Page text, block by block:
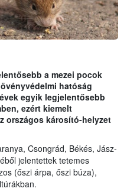
a mezei pocok
hatóság
egyik legjelentősebb
ezért kiemelt
országos károsító-helyzet
Csongrád, Békés, Jász-
jelentettek tetemes
(őszi árpa, őszi búza),